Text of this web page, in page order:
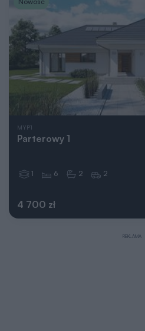
MYP1
Parterowy 1
4 700 zł
1 6 2 2
REKLAMA